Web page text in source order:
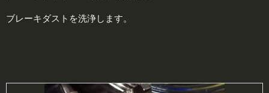
ブレーキダストを洗浄します。